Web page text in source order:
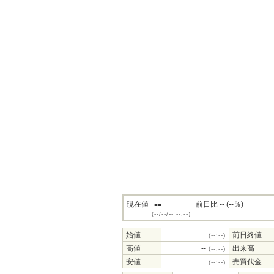
現在値 --
(--/--/-- --:--)
前日比 -- (--％)
始値 -- (--:--)
前日終値
高値
-- (--:--)
出来高
安値
-- (--:--) 売買代金